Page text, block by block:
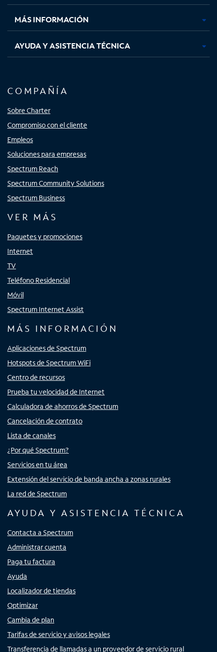
nuevanuevanuevanueva
MÁS INFORMACIÓN
AYUDA Y ASISTENCIA TÉCNICA
COMPAÑÍA
Sobre Charter
Compromiso con el cliente
Empleos
Soluciones para empresas
Spectrum Reach
Spectrum Community Solutions
Spectrum Business
VER MÁS
Paquetes y promociones
Internet
TV
Teléfono Residencial
Móvil
Spectrum Internet Assist
MÁS INFORMACIÓN
Aplicaciones de Spectrum
Hotspots de Spectrum WiFi
Centro de recursos
Prueba tu velocidad de Internet
Calculadora de ahorros de Spectrum
Cancelación de contrato
Lista de canales
¿Por qué Spectrum?
Servicios en tu área
Extensión del servicio de banda ancha a zonas rurales
La red de Spectrum
AYUDA Y ASISTENCIA TÉCNICA
Contacta a Spectrum
Administrar cuenta
Paga tu factura
Ayuda
Localizador de tiendas
Optimizar
Cambia de plan
Tarifas de servicio y avisos legales
Transferencia de llamadas a un proveedor de servicio rural